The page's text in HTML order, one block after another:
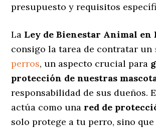
presupuesto y requisitos
La Ley de Bienestar Animal en
consigo la tarea de contratar un
perros, un aspecto crucial para
protección de nuestras
responsabilidad de sus dueños.
actúa como una red de
solo protege a tu perro, sino